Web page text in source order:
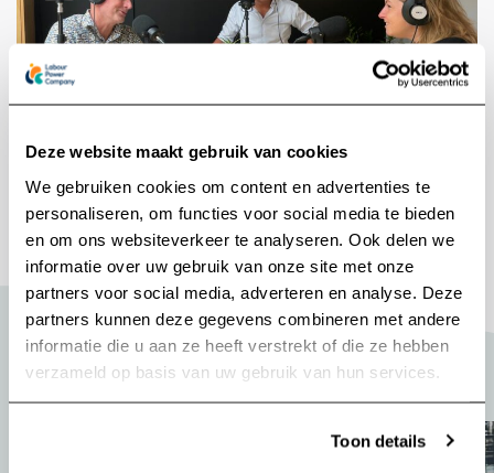
Deze website maakt gebruik van cookies
We gebruiken cookies om content en advertenties te
personaliseren, om functies voor social media te bieden
en om ons websiteverkeer te analyseren. Ook delen we
informatie over uw gebruik van onze site met onze
partners voor social media, adverteren en analyse. Deze
partners kunnen deze gegevens combineren met andere
informatie die u aan ze heeft verstrekt of die ze hebben
verzameld op basis van uw gebruik van hun services.
Toon details
Zoeken naar:
Also check out